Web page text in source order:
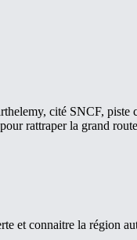
cité SNCF,
rattraper la grand
et connaitre la région